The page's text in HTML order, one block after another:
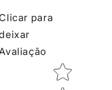
Clicar para
Avaliação
Star rating